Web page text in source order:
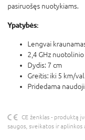
pasiruošęs nuotykiams.
Ypatybės:
Lengvai
2,4 GHz
Dydis: 7 cm
Greitis: iki 5 km/
Pridedama
CE ženklas - produktą
saugos, sveikatos ir aplinkos